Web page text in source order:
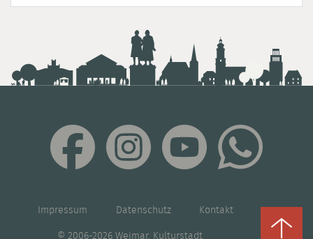
Impressum Datenschutz Kontakt
© 2006-2026 Weimar, Kulturstadt